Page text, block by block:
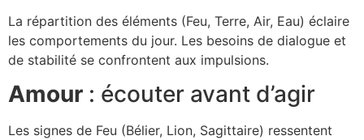
La répartition des éléments (Feu, Terre, Air, Eau) éclaire
les comportements du jour. Les besoins de dialogue et
de stabilité se confrontent aux impulsions.
Amour : écouter avant d’agir
Les signes de Feu (Bélier, Lion, Sagittaire) ressentent